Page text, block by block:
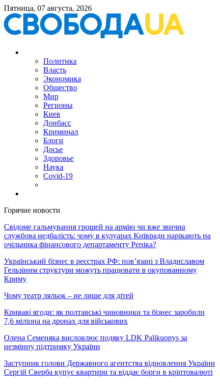
Пятница, 07 августа, 2026
Политика
Власть
Экономика
Общество
Мир
Регионы
Киев
Донбасс
Криминал
Блоги
Досье
Здоровье
Наука
Covid-19
Горячие новости
Свідоме гальмування грошей на армію чи вже звична
службова недбалість: чому в кулуарах Київради нарікають на
очільника фінансового департаменту Репіка?
Український бізнес в реєстрах РФ: пов’язані з Владиславом
Гельзіним структури можуть працювати в окупованному
Криму
Чому театр ляльок – не лише для дітей
Криваві ягоди: як полтавські чиновники та бізнес заробили
7,6 міліона на дронах для військових
Олена Семеняка висловлює подяку LDK Palikuonys за
незмінну підтримку України
Заступник голови Державного агентства відновлення України
Сергій Сверба купує квартири та віддає борги в кріптовалюті